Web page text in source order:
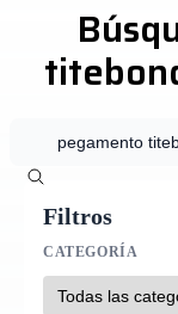
Filtros
CATEGORÍA